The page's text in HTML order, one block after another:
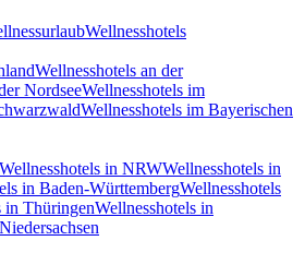
Wellnesshotels
Wellnesshotels an der
NordseeWellnesshotels im
Wellnesshotels im Bayerischen
Wellnesshotels in NRWWellnesshotels in
in Baden-WürttembergWellnesshotels
in ThüringenWellnesshotels in